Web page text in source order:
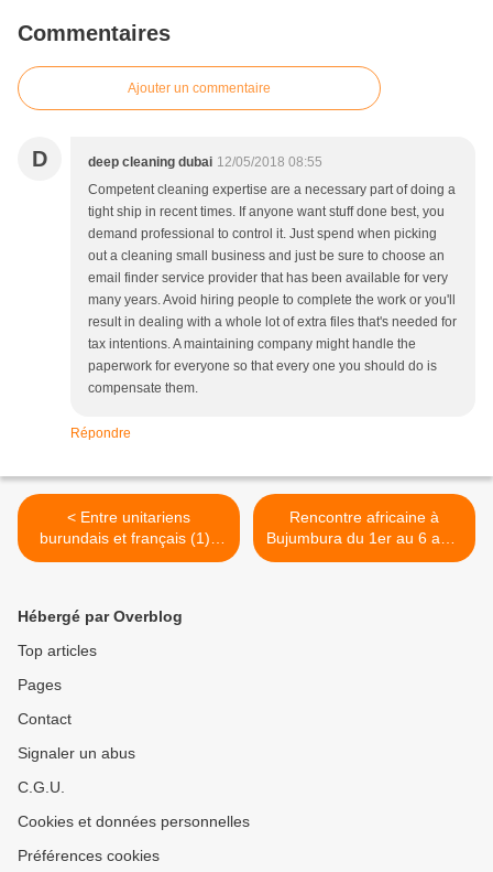
Commentaires
Ajouter un commentaire
D deep cleaning dubai 12/05/2018 08:55
Competent cleaning expertise are a necessary part of doing a
tight ship in recent times. If anyone want stuff done best, you
demand professional to control it. Just spend when picking
out a cleaning small business and just be sure to choose an
email finder service provider that has been available for very
many years. Avoid hiring people to complete the work or you'll
result in dealing with a whole lot of extra files that's needed for
tax intentions. A maintaining company might handle the
paperwork for everyone so that every one you should do is
compensate them.
Répondre
< Entre unitariens
burundais et français (1) :
premiers contacts
Rencontre africaine à
Bujumbura du 1er au 6 août
2013 >
Hébergé par Overblog
Top articles
Pages
Contact
Signaler un abus
C.G.U.
Cookies et données personnelles
Préférences cookies